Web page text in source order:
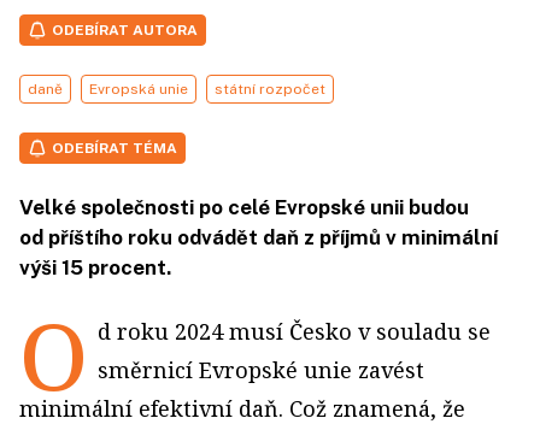
ODEBÍRAT AUTORA
daně Evropská unie státní rozpočet
ODEBÍRAT TÉMA
Velké společnosti po celé Evropské unii budou
od příštího roku odvádět daň z příjmů v minimální
výši 15 procent.
O d roku 2024 musí Česko v souladu se
směrnicí Evropské unie zavést
minimální efektivní daň. Což znamená, že